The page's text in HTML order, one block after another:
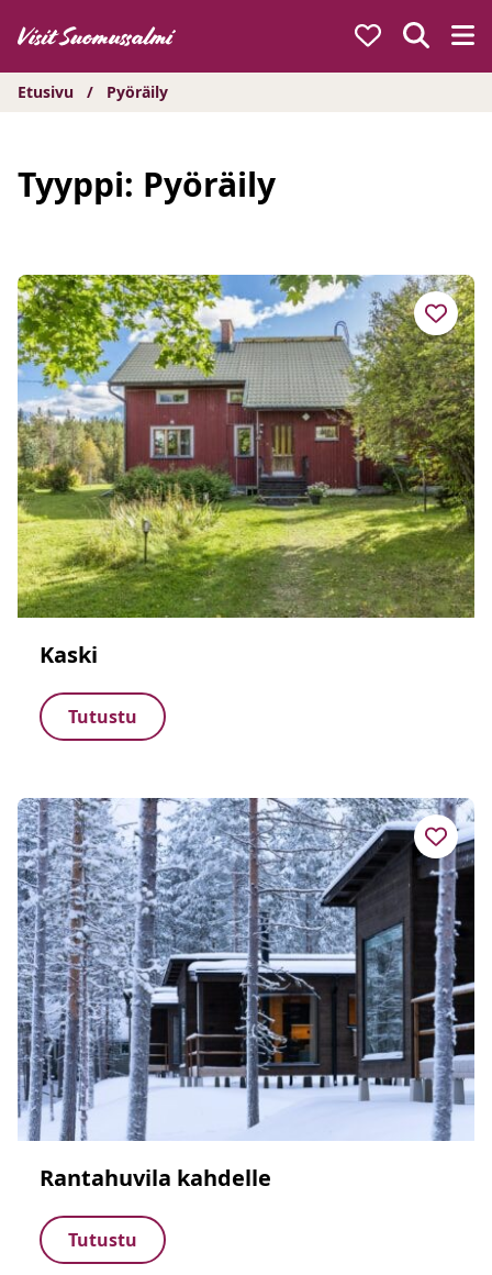
sisältöön
Etusivu / Pyöräily
Tyyppi: Pyöräily
Kaski
Tutustu
Rantahuvila kahdelle
Tutustu